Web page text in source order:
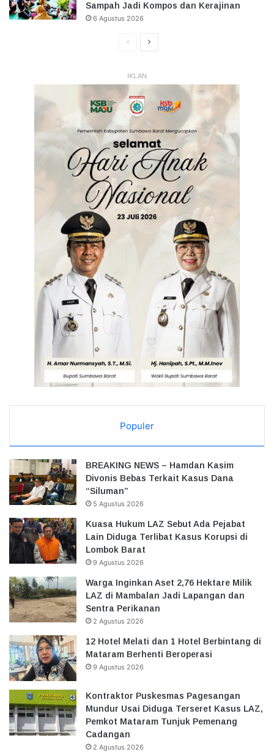
Sampah Jadi Kompos dan Kerajinan
6 Agustus 2026
HalamanHalaman
IKLAN
Populer
BREAKING NEWS – Hamdan Kasim
Divonis Bebas Terkait Kasus Dana
“Siluman”
5 Agustus 2026
Kuasa Hukum LAZ Sebut Ada Pejabat
Lain Diduga Terlibat Kasus Korupsi di
Lombok Barat
9 Agustus 2026
Warga Inginkan Aset 2,76 Hektare Milik
LAZ di Mambalan Jadi Lapangan dan
Sentra Perikanan
2 Agustus 2026
12 Hotel Melati dan 1 Hotel Berbintang di
Mataram Berhenti Beroperasi
9 Agustus 2026
Kontraktor Puskesmas Pagesangan
Mundur Usai Diduga Terseret Kasus LAZ,
Pemkot Mataram Tunjuk Pemenang
Cadangan
2 Agustus 2026